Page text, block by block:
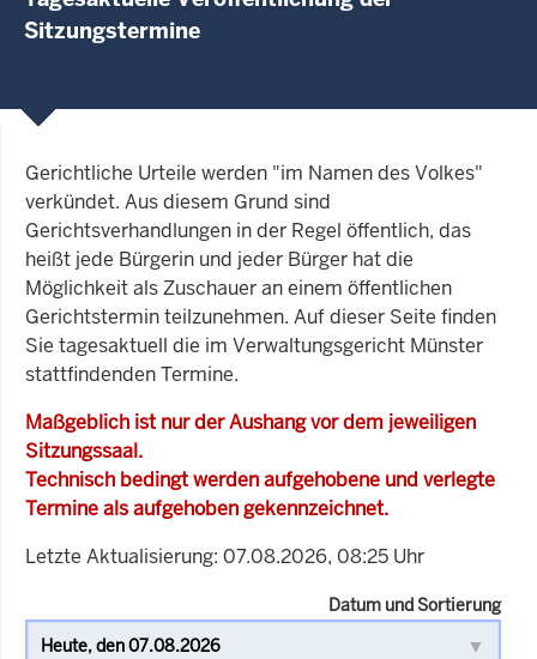
Sitzungstermine
Gerichtliche Urteile werden "im Namen des Volkes"
verkündet. Aus diesem Grund sind
Gerichtsverhandlungen in der Regel öffentlich, das
heißt jede Bürgerin und jeder Bürger hat die
Möglichkeit als Zuschauer an einem öffentlichen
Gerichtstermin teilzunehmen. Auf dieser Seite finden
Sie tagesaktuell die im Verwaltungsgericht Münster
stattfindenden Termine.
Maßgeblich ist nur der Aushang vor dem jeweiligen
Sitzungssaal.
Technisch bedingt werden aufgehobene und verlegte
Termine als aufgehoben gekennzeichnet.
Letzte Aktualisierung: 07.08.2026, 08:25 Uhr
Datum und Sortierung